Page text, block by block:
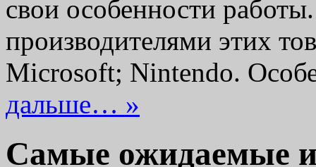
свои особенности
производителями этих
Microsoft; Nintendo.
дальше… »
Самые ожидаемые